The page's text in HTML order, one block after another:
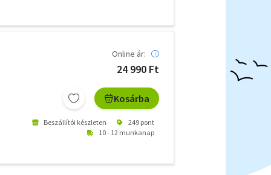
Online ár:
24 990 Ft
Kosárba
Beszállítói készleten
249 pont
10 - 12 munkanap